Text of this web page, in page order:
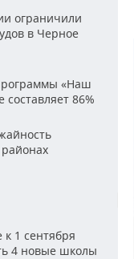
ограничили
в Черное
«Наш
составляет 86%
к 1 сентября
4 новые школы